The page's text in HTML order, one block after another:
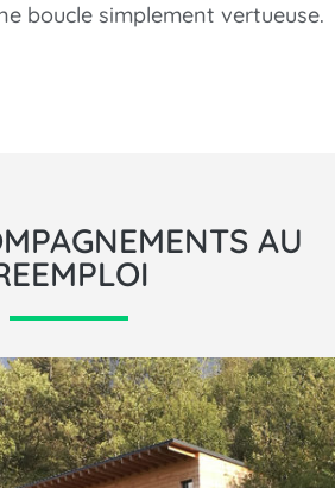
boucle simplement vertueuse.
AU